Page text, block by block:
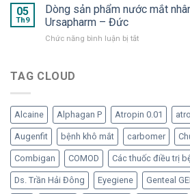
tạo
tép
thiết
–
trong
tạo
đã
trở
lại
ý
dạng
bảo
quản
05
Th9
Dòng sản phẩm nước mắt
Ursapharm – Đức
Chức năng bình luận bị tắtở
nhân
tạo
Hylo
Ursapharm
–
Đức
TAG CLOUD
Alcaine Alphagan P Atropin 0.01
Augenfit bệnh khô mắt carbomer
Combigan COMOD Các thuốc điều trị
Ds. Trần Hải Đông Eyegiene Genteal GEL